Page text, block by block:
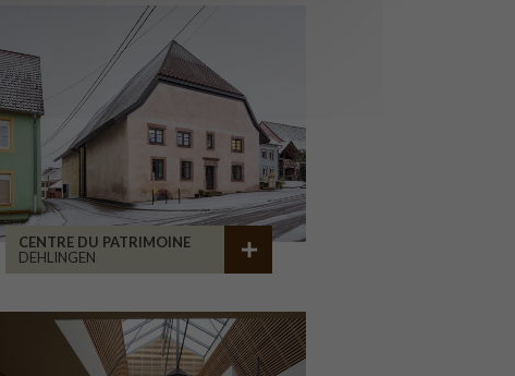
CENTRE DU PATRIMOINE
DEHLINGEN